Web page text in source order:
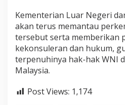
Kementerian Luar Negeri
akan terus memantau
tersebut serta memberikan
kekonsuleran dan hukum,
terpenuhinya hak-hak WNI
Malaysia.
Post Views: 1,174